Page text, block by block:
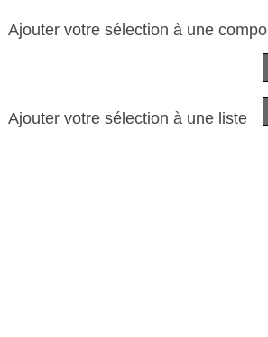
Ajouter votre sélection à une compo
Ajouter votre sélection à une liste